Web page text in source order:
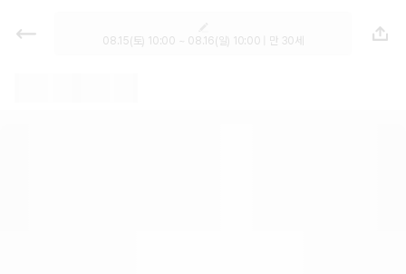
렌트카 - 충남 렌터카 가격비교, 최저
가 보장 1위 카모아
08.15(토) 10:00 ~ 08.16(일) 10:00 | 만 30세